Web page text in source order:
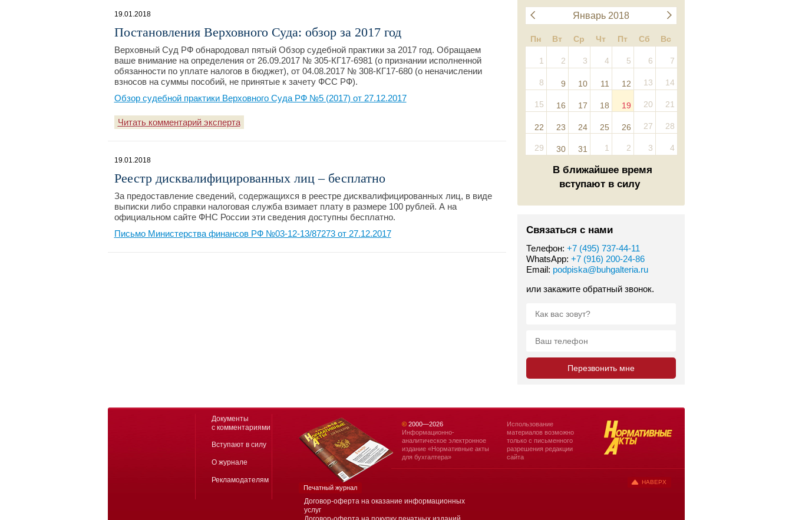
19.01.2018
Постановления Верховного Суда: обзор за 2017 год
Верховный Суд РФ обнародовал пятый Обзор судебной практики за 2017 год. Обращаем
ваше внимание на определения от 26.09.2017 № 305-КГ17-6981 (о признании исполненной
обязанности по уплате налогов в бюджет), от 04.08.2017 № 308-КГ17-680 (о неначислении
взносов на суммы пособий, не принятые к зачету ФСС РФ).
Обзор судебной практики Верховного Суда РФ №5 (2017) от 27.12.2017
Читать комментарий эксперта
19.01.2018
Реестр дисквалифицированных лиц – бесплатно
За предоставление сведений, содержащихся в реестре дисквалифицированных лиц, в виде
выписки либо справки налоговая служба взимает плату в размере 100 рублей. А на
официальном сайте ФНС России эти сведения доступны бесплатно.
Письмо Министерства финансов РФ №03-12-13/87273 от 27.12.2017
Январь 2018
Пн Вт Ср Чт Пт Сб Вс
1 2 3 4 5 6 7
8 9 10 11 12 13 14
15 16 17 18 19 20 21
22 23 24 25 26 27 28
29 30 31 1 2 3 4
В ближайшее время
вступают в силу
Связаться с нами
Телефон: +7 (495) 737-44-11
WhatsApp: +7 (916) 200-24-86
Email: podpiska@buhgalteria.ru
или закажите обратный звонок.
Договор-оферта на оказание информационных
услуг
Документы
с комментариями
Вступают в силу
О журнале
Рекламодателям
Печатный журнал
©2000—2026
Информационно-
аналитическое электронное
издание «Нормативные акты
для бухгалтера»
Использование
материалов возможно
только с письменного
разрешения редакции
сайта
НАВЕРХ